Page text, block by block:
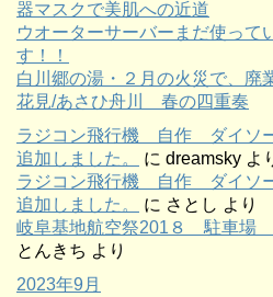
器マスクで美肌への近道
ウオーターサーバーまだ使って
す！！
白川郷の湯・２月の火災で、廃
花見/あさひ舟川 春の四重奏
ラジコン飛行機 自作 ダイソ
追加しました。
に dreamsky よ
ラジコン飛行機 自作 ダイソ
追加しました。
に さとし より
岐阜基地航空祭201８ 駐車場
とんきち より
2023年9月